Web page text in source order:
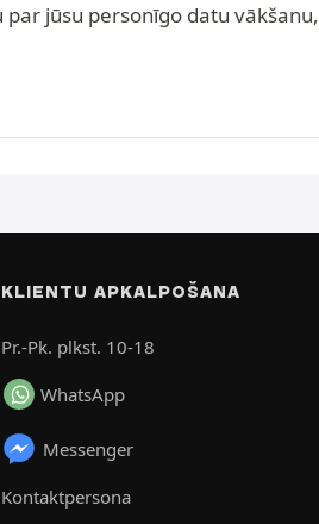
jūsu personīgo datu vākšanu,
KLIENTU APKALPOŠANA
Pr.-Pk. plkst. 10-18
WhatsApp
Messenger
Kontaktpersona